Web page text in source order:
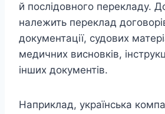
й послідовного перекладу.
належить переклад
документації, судових
медичних висновків,
інших документів.
Наприклад, українська